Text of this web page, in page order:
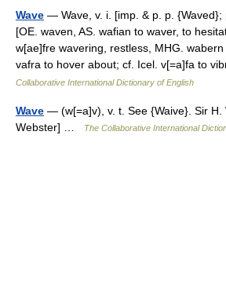
Wave — Wave, v. i. [imp. & p. p. {Waved};
[OE. waven, AS. wafian to waver, to
w[ae]fre wavering, restless, MHG. wabern
vafra to hover about; cf. Icel. v[=a]fa to
Collaborative International Dictionary of English
Wave — (w[=a]v), v. t. See {Waive}. Sir H.
Webster] …
The Collaborative International